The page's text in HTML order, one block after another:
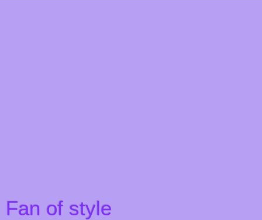
Fan of style